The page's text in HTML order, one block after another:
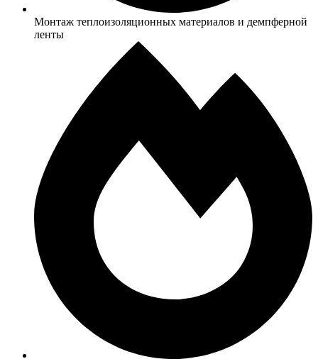
Монтаж теплоизоляционных материалов и демпферной
ленты